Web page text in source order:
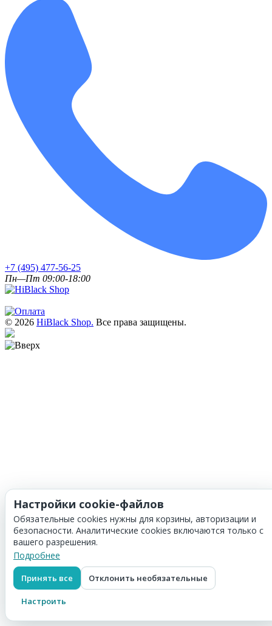
+7 (495) 477-56-25
Пн—Пт 09:00-18:00
© 2026 HiBlack Shop. Все права защищены.
Настройки cookie-файлов
Обязательные cookies нужны для корзины, авторизации и
безопасности. Аналитические cookies включаются только с
вашего разрешения.
Подробнее
Принять все Отклонить необязательные
Настроить